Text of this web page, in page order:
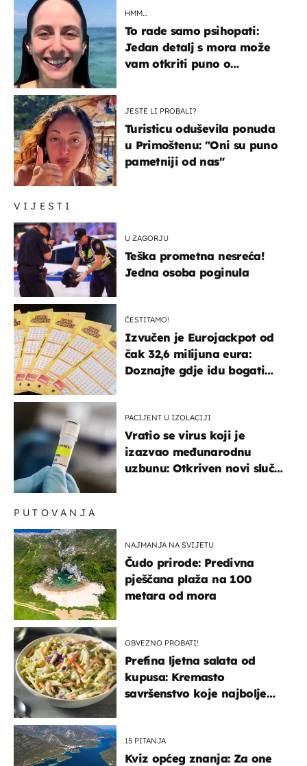
VIJESTI
U ZAGORJU
Teška prometna nesreća!
Jedna osoba poginula
ČESTITAMO!
Izvučen je Eurojackpot od
čak 32,6 milijuna eura:
Doznajte gdje idu bogati
PACIJENT U IZOLACIJI
Vratio se virus koji je
izazvao međunarodnu
uzbunu: Otkriven novi slučaj
HMM…
To rade samo psihopati:
Jedan detalj s mora može
vam otkriti puno o
JESTE LI PROBALI?
Turisticu oduševila ponuda
u Primoštenu: "Oni su puno
pametniji od nas"
PUTOVANJA
NAJMANJA NA SVIJETU
Čudo prirode: Predivna
pješčana plaža na 100
metara od mora
OBVEZNO PROBATI!
Prefina ljetna salata od
kupusa: Kremasto
savršenstvo koje najbolje
15 PITANJA
Kviz općeg znanja: Za one